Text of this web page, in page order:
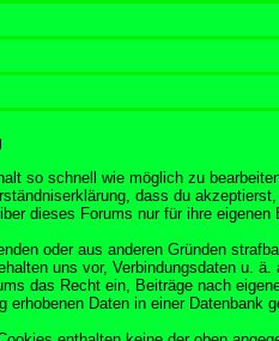
so schnell wie möglich zu
dass du
dieses Forums nur für ihre
oder aus anderen Gründen
uns vor, Verbindungsdaten u.
das Recht ein, Beiträge nach
Daten in einer Datenbank